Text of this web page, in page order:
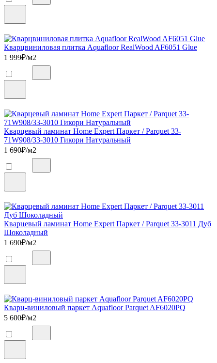
Кварцвиниловая плитка Aquafloor RealWood AF6051 Glue
1 999₽/м2
Кварцевый ламинат Home Expert Паркет / Parquet 33-
71W908/33-3010 Гикори Натуральный
1 690₽/м2
Кварцевый ламинат Home Expert Паркет / Parquet 33-3011 Дуб
Шоколадный
1 690₽/м2
Кварц-виниловый паркет Aquafloor Parquet AF6020PQ
5 600₽/м2